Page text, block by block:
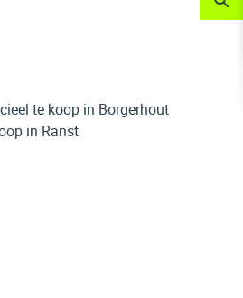
te koop in Borgerhout
in Ranst